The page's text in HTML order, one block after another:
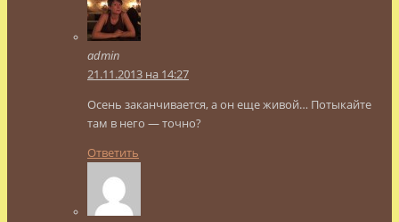
admin
21.11.2013 на 14:27
Осень заканчивается, а он еще живой… Потыкайте
там в него — точно?
Ответить